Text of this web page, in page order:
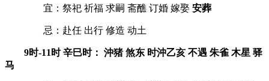
宜：祭祀 祈福 求嗣 斋醮 订婚 嫁娶 安葬
忌：赴任 出行 修造 动土
9时-11时 辛巳时： 沖猪 煞东 时沖乙亥 不遇 朱雀 木星 驿
马